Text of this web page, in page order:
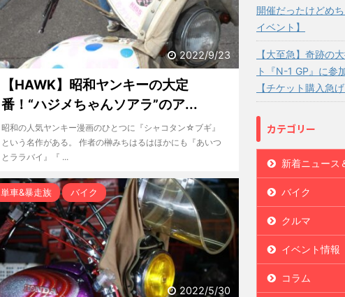
2022/9/23
【HAWK】昭和ヤンキーの大定
番！“ハジメちゃんソアラ”のア...
昭和の人気ヤンキー漫画のひとつに『シャコタン☆ブギ』
という名作がある。 作者の榊みちはるはほかにも『あいつ
とララバイ』『 ...
2022/5/30
単車&暴走族 バイク
開催だったけどめ
イベント】
【大至急】奇跡の
ト『N-1 GP』に参
【チケット購入急げ
カテゴリー
新着ニュース
バイク
クルマ
イベント情報
コラム